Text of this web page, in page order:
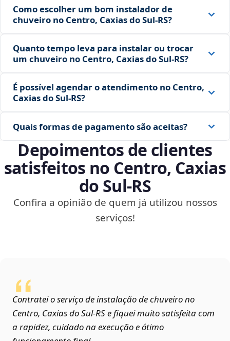
Como escolher um bom instalador de
chuveiro no Centro, Caxias do Sul‑RS?
Quanto tempo leva para instalar ou trocar
um chuveiro no Centro, Caxias do Sul‑RS?
É possível agendar o atendimento no Centro,
Caxias do Sul‑RS?
Quais formas de pagamento são aceitas?
Depoimentos de clientes
satisfeitos no Centro, Caxias
do Sul‑RS
Confira a opinião de quem já utilizou nossos
serviços!
Contratei o serviço de instalação de chuveiro no
Centro, Caxias do Sul‑RS e fiquei muito satisfeita com
a rapidez, cuidado na execução e ótimo